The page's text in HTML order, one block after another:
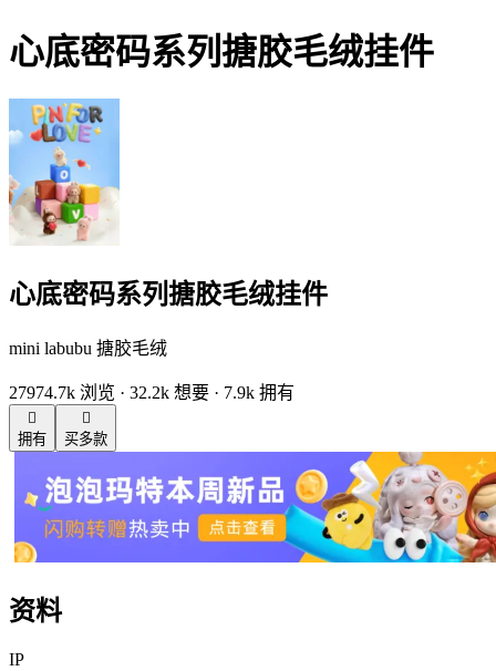
心底密码系列搪胶毛绒挂件
心底密码系列搪胶毛绒挂件
mini labubu 搪胶毛绒
27974.7k 浏览 · 32.2k 想要 · 7.9k 拥有

拥有

买多款
资料
IP